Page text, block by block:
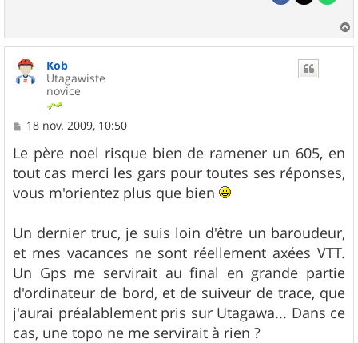
a
Kob
Utagawiste
novice
M
s
s
a
g
e
18 nov. 2009, 10:50
Le père noel risque bien de ramener un 605, en
tout cas merci les gars pour toutes ses réponses,
vous m'orientez plus que bien
Un dernier truc, je suis loin d'être un baroudeur,
et mes vacances ne sont réellement axées VTT.
Un Gps me servirait au final en grande partie
d'ordinateur de bord, et de suiveur de trace, que
j'aurai préalablement pris sur Utagawa... Dans ce
cas, une topo ne me servirait à rien ?